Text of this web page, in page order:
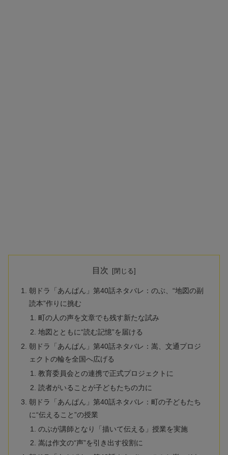
目次
朝ドラ「あんぱん」第40話ネタバレ：のぶ、“地図の副
読本”作りに挑む
町の人の声を文章でも残す新たな試み
地図とともに“読む記憶”を届ける
朝ドラ「あんぱん」第40話ネタバレ：嵩、文通プロジ
ェクトの輪を全国へ広げる
教育委員会との連携で正式プロジェクトに
読者がいることが子どもたちの力に
朝ドラ「あんぱん」第40話ネタバレ：町の子どもたち
に“伝えること”の授業
のぶが講師となり「描いて伝える」授業を実施
嵩は作文の“声”を引き出す役割に